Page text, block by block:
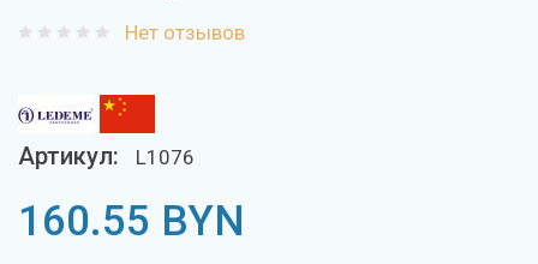
Нет отзывов
Артикул: L1076
160.55 BYN